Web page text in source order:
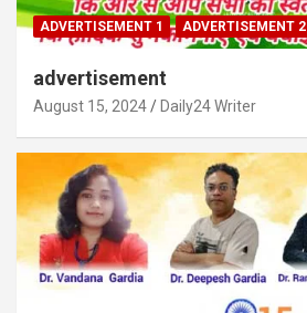
ADVERTISEMENT 1 ADVERTISEMENT 2
advertisement
August 15, 2024 Daily24 Writer